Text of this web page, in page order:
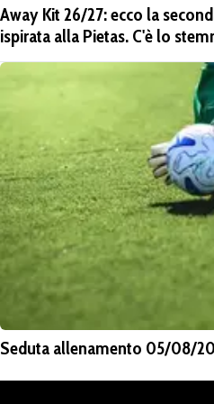
Away Kit 26/27: ecco la
ispirata alla Pietas. C'è lo
Seduta allenamento 05/08/